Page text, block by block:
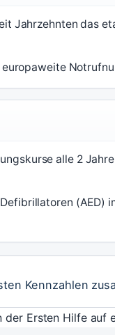
Jahrzehnten das
europaweite
alle 2 Jahre
(AED)
Kennzahlen
der Ersten Hilfe auf